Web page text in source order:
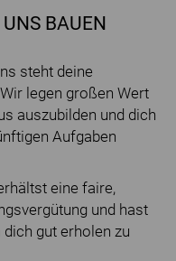
BAUEN
steht deine
legen großen Wert
auszubilden und dich
Aufgaben
eine faire,
und hast
dich gut erholen zu